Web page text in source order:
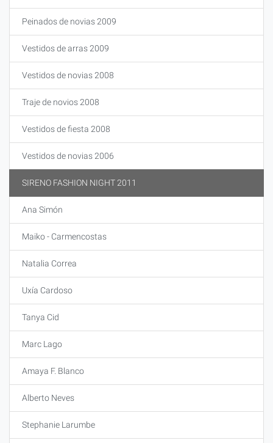
Peinados de novias 2009
Vestidos de arras 2009
Vestidos de novias 2008
Traje de novios 2008
Vestidos de fiesta 2008
Vestidos de novias 2006
SIRENO FASHION NIGHT 2011
Ana Simón
Maiko - Carmencostas
Natalia Correa
Uxía Cardoso
Tanya Cid
Marc Lago
Amaya F. Blanco
Alberto Neves
Stephanie Larumbe